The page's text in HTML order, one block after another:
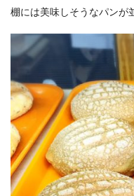
棚には美味しそうなパンが